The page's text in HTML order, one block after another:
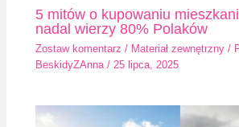
5 mitów o kupowaniu
nadal wierzy 80% Polaków
Zostaw komentarz / Materiał zewnętrzny /
BeskidyZAnna/25 lipca, 2025